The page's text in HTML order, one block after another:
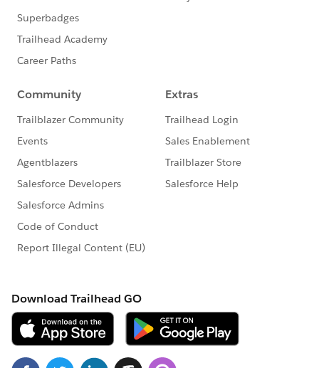
気づいたら毎週の土曜日、都内某所のどこかしらで
勉強会が開催されていて、自分の都合に合わせて好
す！！